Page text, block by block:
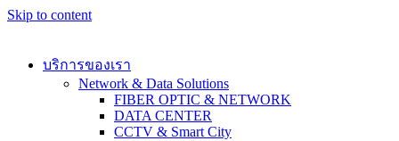
Skip to content
บริการของเรา
Network & Data Solutions
FIBER OPTIC & NETWORK​
DATA CENTER
CCTV & Smart City